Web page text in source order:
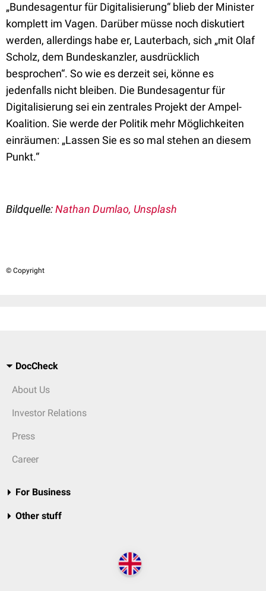
„Bundesagentur für Digitalisierung“ blieb der Minister
komplett im Vagen. Darüber müsse noch diskutiert
werden, allerdings habe er, Lauterbach, sich „mit Olaf
Scholz, dem Bundeskanzler, ausdrücklich
besprochen“. So wie es derzeit sei, könne es
jedenfalls nicht bleiben. Die Bundesagentur für
Digitalisierung sei ein zentrales Projekt der Ampel-
Koalition. Sie werde der Politik mehr Möglichkeiten
einräumen: „Lassen Sie es so mal stehen an diesem
Punkt.“
Bildquelle:Nathan Dumlao, Unsplash
© Copyright
DocCheck
About Us
Investor Relations
Press
Career
For Business
Other stuff